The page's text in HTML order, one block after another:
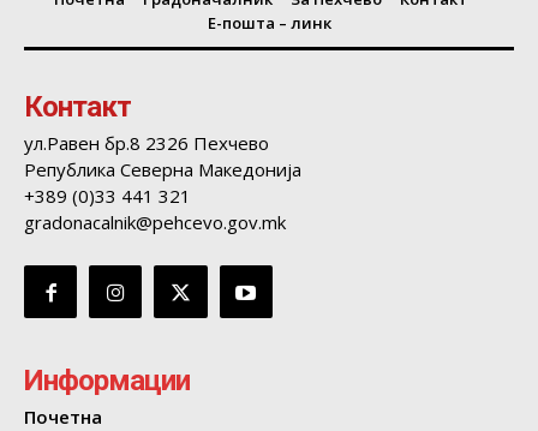
Е-пошта – линк
Контакт
ул.Равен бр.8 2326 Пехчево
Република Северна Македонија
+389 (0)33 441 321
gradonacalnik@pehcevo.gov.mk
Информации
Почетна